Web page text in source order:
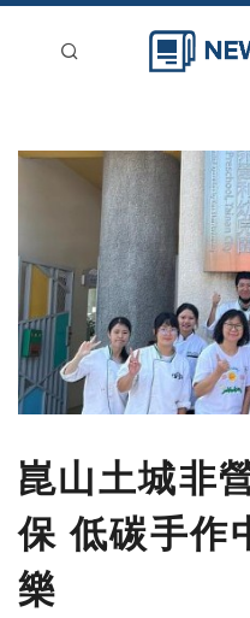
新聞稿分類
登入
刊登
崑山土城非
保 低碳手作
樂